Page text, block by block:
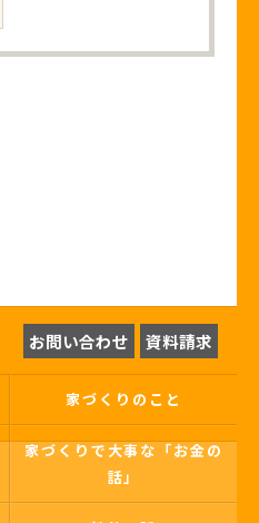
お問い合わせ 資料請求
家づくりのこと
家づくりで大事な「お金の
話」